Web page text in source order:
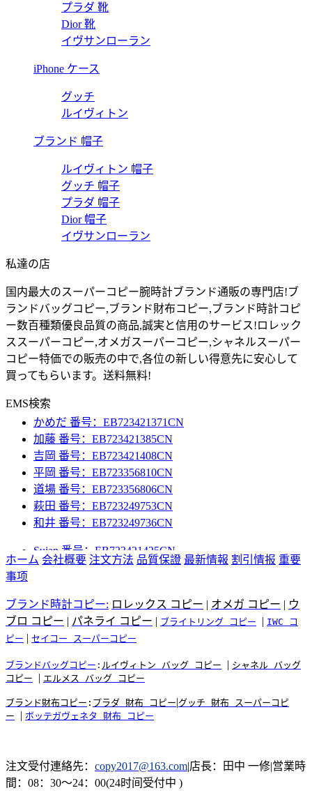
プラダ 靴
Dior 靴
イヴサンローラン
iPhone ケース
グッチ
ルイヴィトン
ブランド 帽子
ルイヴィトン 帽子
グッチ 帽子
プラダ 帽子
Dior 帽子
イヴサンローラン
私達の店
国内最大のスーパーコピー腕時計ブランド通販の専門店!ブ
ランドバッグコピー,ブランド財布コピー,ブランド時計コピ
ー数百種類優良品質の商品,誠実と信用のサービス!ロレック
ススーパーコピー,オメガスーパーコピー,シャネルスーパー
コピー特価での販売の中で,各位の新しい得意先に安心して
買ってもらいます。送料無料!
EMS検索
Sujan 番号：EB723421425CN
中田 番号：EB723421439CN
小出 番号：EB723421368CN
かめだ 番号：EB723421371CN
加藤 番号：EB723421385CN
吉岡 番号：EB723421408CN
平岡 番号：EB723356810CN
道場 番号：EB723356806CN
萩田 番号：EB723249753CN
和井 番号：EB723249736CN
Sujan 番号：EB723421425CN
中田 番号：EB723421439CN
加藤 番号：EB723421385CN
吉岡 番号：EB723421408CN
平岡 番号：EB723356810CN
道場 番号：EB723356806CN
萩田 番号：EB723249753CN
ホーム 会社概要 注文方法 品質保證 最新情報 割引情报 重要
事项
ブランド時計コピー: ロレックス コピー | オメガ コピー | ウ
ブロ コピー | パネライ コピー | ブライトリング コピー | IWC コ
ピー | セイコー スーパーコピー
ブランドバッグコピー : ルイヴィトン バッグ コピー | シャネル バッグ
コピー
| エルメス バッグ コピー
ブランド財布コピー : プラダ 財布 コピー|グッチ 財布 スーパーコピ
ー
| ボッテガヴェネタ 財布 コピー
注文受付連絡先： copy2017@163.com|店長：田中 一修|営業時
間：08：30～24：00(24时间受付中 )